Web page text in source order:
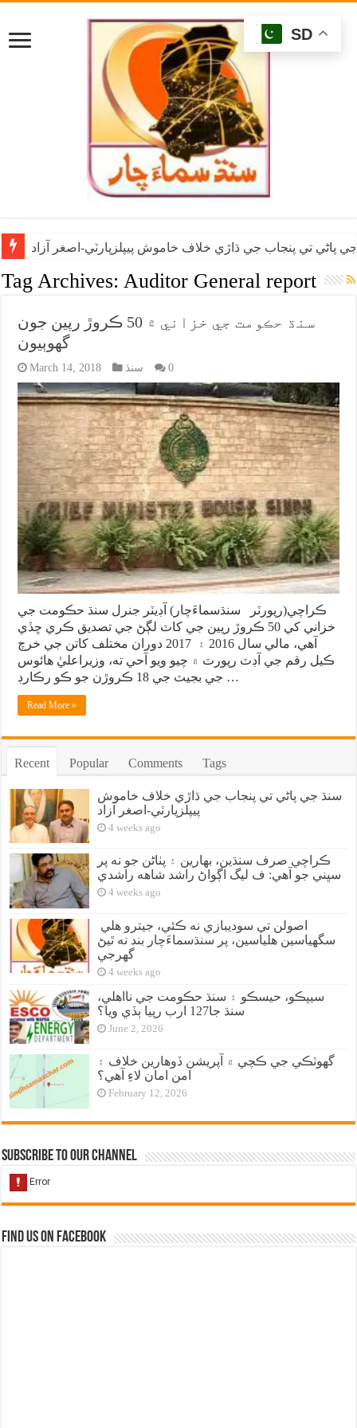
پاڻي تي پنجاب جي ڌاڙي خلاف خاموش پيپلزپارٽي-اصغر آزاد
Tag Archives:Auditor General report
سنڌ حڪومت جي خزاني ۾ 50 ڪروڙ رپين جون
گهوٻيون
March 14, 2018 سنڌ 0
ڪراچي(رپورٽر سنڌسماءَچار) آڊيٽر جنرل سنڌ حڪومت جي
خزاني کي 50 ڪروڙ رپين جي کاٽ لڳڻ جي تصديق ڪري ڇڏي
آهي، مالي سال 2016 ۽ 2017 دوران مختلف کاتن جي خرچ
ڪيل رقم جي آڊٽ رپورٽ ۾ چيو ويو آحي ته، وزيراعليٰ هائوس
جي بجيٽ جي 18 ڪروڙن جو ڪو رڪارڊ …
Read More »
Recent Popular Comments Tags
سنڌ جي پاڻي تي پنجاب جي ڌاڙي خلاف خاموش
پيپلزپارٽي-اصغر آزاد
4 weeks ago
ڪراچي صرف سنڌين، بهارين ۽ پٺاڻن جو نه پر
سڀني جو آهي: ف ليگ اڳواڻ راشد شاهه راشدي
4 weeks ago
سگهياسين هلياسين، پر سنڌسماءَچار بند نه ٿيڻ
گهرجي
4 weeks ago
سيپڪو، حيسڪو ۽ سنڌ حڪومت جي نااهلي،
سنڌ جا127 ارب رپيا ٻڏي ويا؟
June 2, 2026
گهوٽڪي جي ڪچي ۾ آپريشن ڏوهارين خلاف ۽
امن امان لاءِ آهي؟
February 12, 2026
Subscribe to our Channel
Find us on Facebook
SD